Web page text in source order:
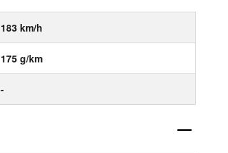
183 km/h
175 g/km
-